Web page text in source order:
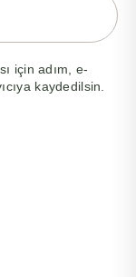
için adım, e-
kaydedilsin.